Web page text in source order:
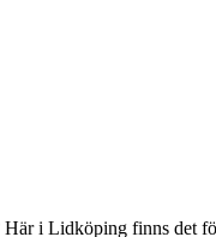
i Lidköping finns det